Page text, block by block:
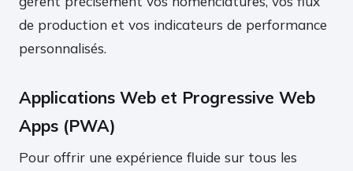
de production et vos indicateurs de performance
personnalisés.
Applications Web et Progressive Web
Apps (PWA)
Pour offrir une expérience fluide sur tous les